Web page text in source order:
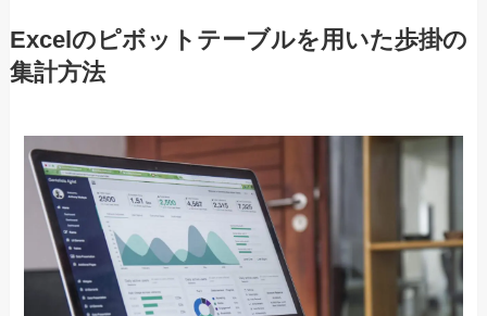
Excelのピボットテーブルを用いた歩掛の
集計方法